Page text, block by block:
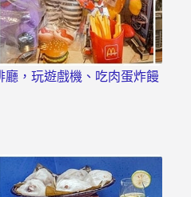
廳，玩遊戲機、吃肉蛋炸饅